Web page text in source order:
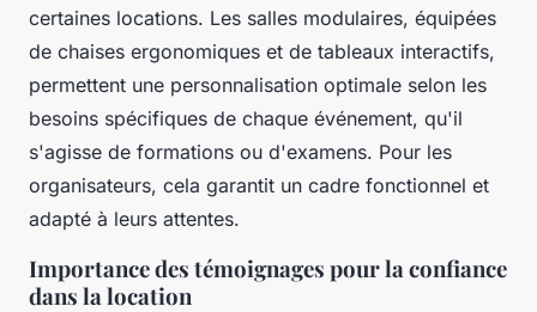
certaines locations. Les salles modulaires, équipées
de chaises ergonomiques et de tableaux interactifs,
permettent une personnalisation optimale selon les
besoins spécifiques de chaque événement, qu'il
s'agisse de formations ou d'examens. Pour les
organisateurs, cela garantit un cadre fonctionnel et
adapté à leurs attentes.
Importance des témoignages pour la confiance
dans la location